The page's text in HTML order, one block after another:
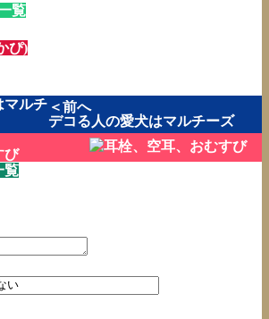
覧
ぴ)
＜前へ
デコる人の愛犬はマルチーズ
び
覧